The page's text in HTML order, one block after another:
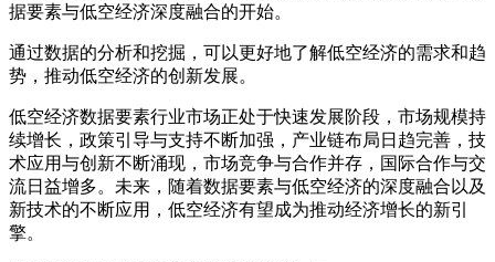
据要素与低空经济深度融合的开始。
通过数据的分析和挖掘，可以更好地了解低空经济的需求和趋
势，推动低空经济的创新发展。
低空经济数据要素行业市场正处于快速发展阶段，市场规模持
续增长，政策引导与支持不断加强，产业链布局日趋完善，技
术应用与创新不断涌现，市场竞争与合作并存，国际合作与交
流日益增多。未来，随着数据要素与低空经济的深度融合以及
新技术的不断应用，低空经济有望成为推动经济增长的新引
擎。